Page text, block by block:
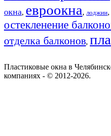
окна, евроокна, лоджии,
остекленение
отделка балконов,
Пластиковые окна в
компаниях - © 2012-2026.